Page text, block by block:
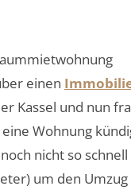
einen
Kassel und nun
Wohnung
nicht so schnell
um den